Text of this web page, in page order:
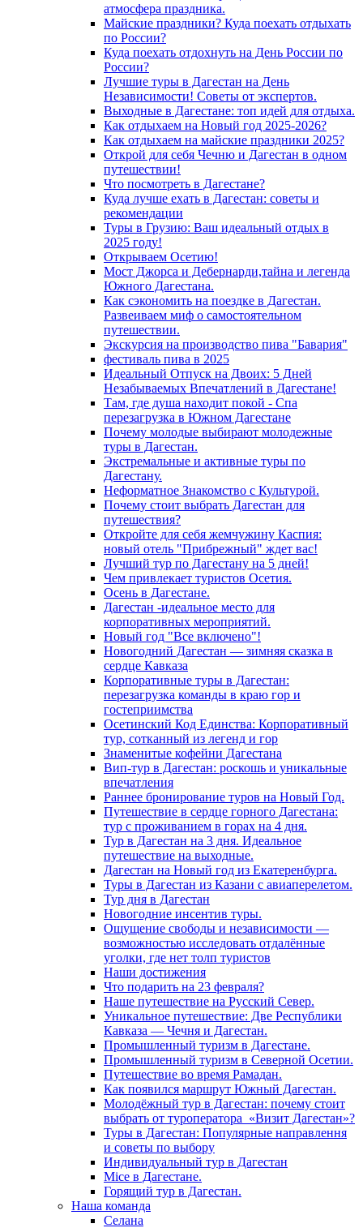
атмосфера праздника.
Майские праздники? Куда поехать отдыхать
по России?
Куда поехать отдохнуть на День России по
России?
Лучшие туры в Дагестан на День
Независимости! Советы от экспертов.
Выходные в Дагестане: топ идей для отдыха.
Как отдыхаем на Новый год 2025-2026?
Как отдыхаем на майские праздники 2025?
Открой для себя Чечню и Дагестан в одном
путешествии!
Что посмотреть в Дагестане?
Куда лучше ехать в Дагестан: советы и
рекомендации
Туры в Грузию: Ваш идеальный отдых в
2025 году!
Открываем Осетию!
Мост Джорса и Дебернарди,тайна и легенда
Южного Дагестана.
Как сэкономить на поездке в Дагестан.
Развеиваем миф о самостоятельном
путешествии.
Экскурсия на производство пива "Бавария"
фестиваль пива в 2025
Идеальный Отпуск на Двоих: 5 Дней
Незабываемых Впечатлений в Дагестане!
Там, где душа находит покой - Спа
перезагрузка в Южном Дагестане
Почему молодые выбирают молодежные
туры в Дагестан.
Экстремальные и активные туры по
Дагестану.
Неформатное Знакомство с Культурой.
Почему стоит выбрать Дагестан для
путешествия?
Откройте для себя жемчужину Каспия:
новый отель "Прибрежный" ждет вас!
Лучший тур по Дагестану на 5 дней!
Чем привлекает туристов Осетия.
Осень в Дагестане.
Дагестан -идеальное место для
корпоративных мероприятий.
Новый год "Все включено"!
Новогодний Дагестан — зимняя сказка в
сердце Кавказа
Корпоративные туры в Дагестан:
перезагрузка команды в краю гор и
гостеприимства
Осетинский Код Единства: Корпоративный
тур, сотканный из легенд и гор
Знаменитые кофейни Дагестана
Вип-тур в Дагестан: роскошь и уникальные
впечатления
Раннее бронирование туров на Новый Год.
Путешествие в сердце горного Дагестана:
тур с проживанием в горах на 4 дня.
Тур в Дагестан на 3 дня. Идеальное
путешествие на выходные.
Дагестан на Новый год из Екатеренбурга.
Туры в Дагестан из Казани с авиаперелетом.
Тур дня в Дагестан
Новогодние инсентив туры.
Ощущение свободы и независимости —
возможностью исследовать отдалённые
уголки, где нет толп туристов
Наши достижения
Что подарить на 23 февраля?
Наше путешествие на Русский Север.
Уникальное путешествие: Две Республики
Кавказа — Чечня и Дагестан.
Промышленный туризм в Дагестане.
Промышленный туризм в Северной Осетии.
Путешествие во время Рамадан.
Как появился маршрут Южный Дагестан.
Молодёжный тур в Дагестан: почему стоит
выбрать от туроператора «Визит Дагестан»?
Туры в Дагестан: Популярные направлення
и советы по выбору
Индивидуальный тур в Дагестан
Mice в Дагестане.
Горящий тур в Дагестан.
Наша команда
Селана